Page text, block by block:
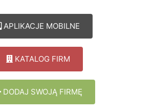
APLIKACJE MOBILNE
KATALOG FIRM
DODAJ SWOJĄ FIRMĘ